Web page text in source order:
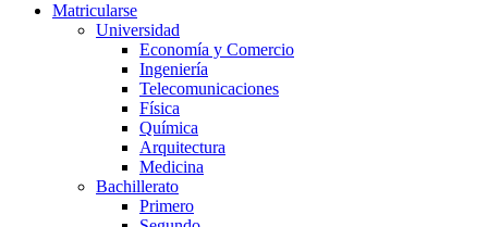
Matricularse
Universidad
Economía y Comercio
Ingeniería
Telecomunicaciones
Física
Química
Arquitectura
Medicina
Bachillerato
Primero